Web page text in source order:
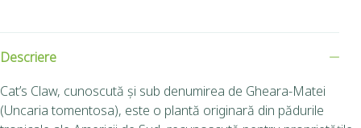
Descriere
Cat’s Claw, cunoscută și sub denumirea de Gheara-Matei
(Uncaria tomentosa), este o plantă originară din pădurile